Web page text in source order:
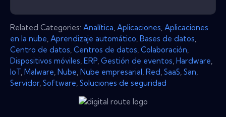
Related Categories: Analítica Aplicaciones Aplicaciones
en la nube Aprendizaje automático Bases de datos
Centro de datos Centros de datos Colaboración
Dispositivos móviles ERP Gestión de eventos Hardware
IoT Malware Nube Nube empresarial Red SaaS San
Servidor, Software Soluciones de seguridad